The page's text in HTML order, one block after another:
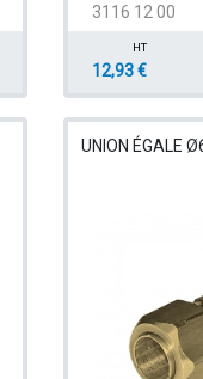
3116 12 00
HT
12,93 €
UNION ÉGALE